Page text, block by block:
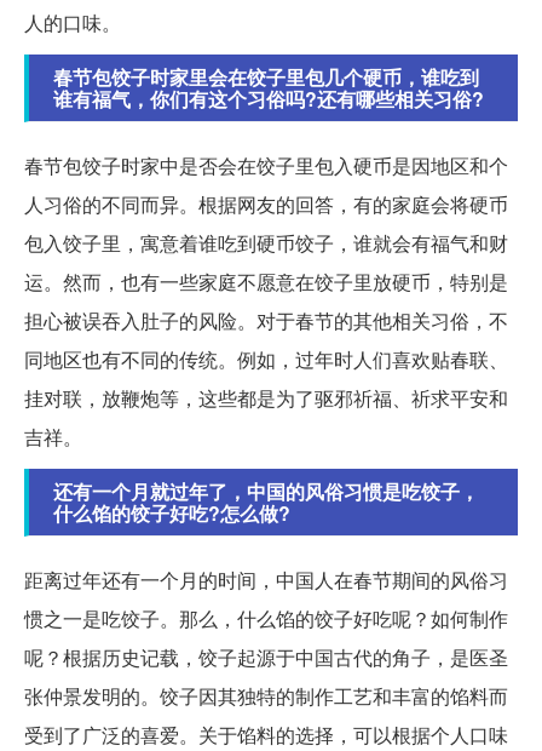
人的口味。
春节包饺子时家里会在饺子里包几个硬币，谁吃到
谁有福气，你们有这个习俗吗?还有哪些相关习俗?
春节包饺子时家中是否会在饺子里包入硬币是因地区和个
人习俗的不同而异。根据网友的回答，有的家庭会将硬币
包入饺子里，寓意着谁吃到硬币饺子，谁就会有福气和财
运。然而，也有一些家庭不愿意在饺子里放硬币，特别是
担心被误吞入肚子的风险。对于春节的其他相关习俗，不
同地区也有不同的传统。例如，过年时人们喜欢贴春联、
挂对联，放鞭炮等，这些都是为了驱邪祈福、祈求平安和
吉祥。
还有一个月就过年了，中国的风俗习惯是吃饺子，
什么馅的饺子好吃?怎么做?
距离过年还有一个月的时间，中国人在春节期间的风俗习
惯之一是吃饺子。那么，什么馅的饺子好吃呢？如何制作
呢？根据历史记载，饺子起源于中国古代的角子，是医圣
张仲景发明的。饺子因其独特的制作工艺和丰富的馅料而
受到了广泛的喜爱。关于馅料的选择，可以根据个人口味